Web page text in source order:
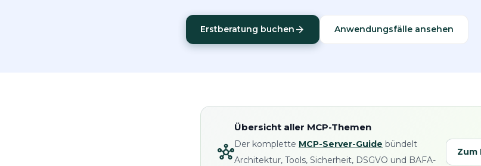
Erstberatung buchen arrow_forward Anwendungsfälle ansehen
hub
Übersicht aller MCP-Themen
Der komplette MCP-Server-Guide bündelt
Architektur, Tools, Sicherheit, DSGVO und BAFA-
Zum